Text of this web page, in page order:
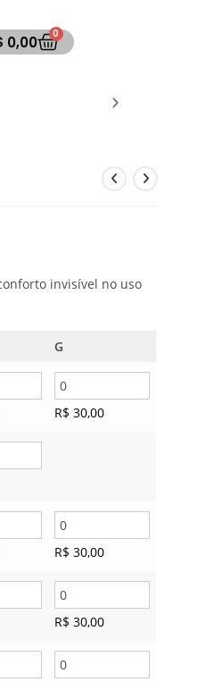
0,00 0
Moda Praia
invisível no uso
G
R$ 30,00
R$ 30,00
R$ 30,00